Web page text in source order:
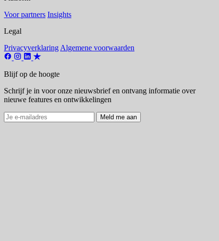
Voor partners Insights
Legal
Privacyverklaring Algemene voorwaarden
Blijf op de hoogte
Schrijf je in voor onze nieuwsbrief en ontvang informatie over
nieuwe features en ontwikkelingen
Meld me aan